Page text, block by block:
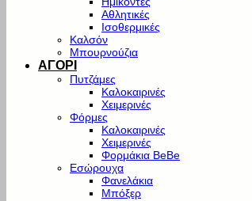
Αθλητικές
Ισοθερμικές
Καλσόν
Μπουρνούζια
ΑΓΟΡΙ
Πυτζάμες
Καλοκαιρινές
Χειμερινές
Φόρμες
Καλοκαιρινές
Χειμερινές
Φορμάκια BeBe
Εσώρουχα
Φανελάκια
Μπόξερ